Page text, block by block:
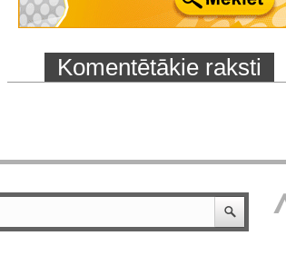
Komentētākie raksti